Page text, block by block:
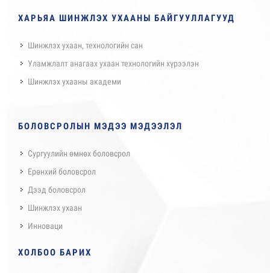
ХАРЬЯА ШИНЖЛЭХ УХААНЫ БАЙГУУЛЛАГУУД
Шинжлэх ухаан, технологийн сан
Уламжлалт анагаах ухаан технологийн хүрээлэн
Шинжлэх ухааны академи
БОЛОВСРОЛЫН МЭДЭЭ МЭДЭЭЛЭЛ
Сургуулийн өмнөх боловсрол
Ерөнхий боловсрол
Дээд боловсрол
Шинжлэх ухаан
Инноваци
ХОЛБОО БАРИХ